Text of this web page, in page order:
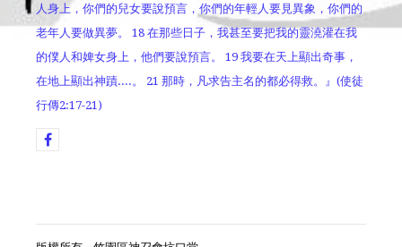
人身上，你們的兒女要說預言，你們的年輕人要見異象，你們的
老年人要做異夢。 18 在那些日子，我甚至要把我的靈澆灌在我
的僕人和婢女身上，他們要說預言。 19 我要在天上顯出奇事，
在地上顯出神蹟....。 21 那時，凡求告主名的都必得救。』(使徒
行傳2:17-21)